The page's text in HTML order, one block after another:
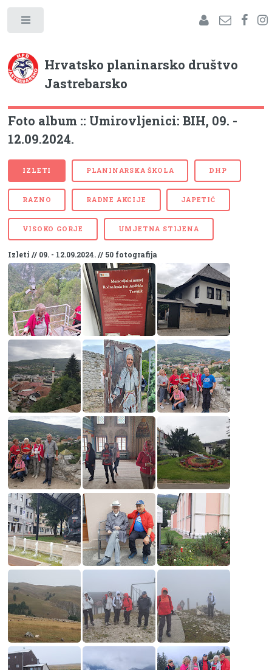
Hrvatsko planinarsko društvo
Jastrebarsko
Foto album :: Umirovljenici: BIH, 09. -
12.09.2024.
IZLETI PLANINARSKA ŠKOLA DHP
RAZNO RADNE AKCIJE JAPETIĆ
VISOKO GORJE UMJETNA STIJENA
Izleti // 09. - 12.09.2024. // 50 fotografija